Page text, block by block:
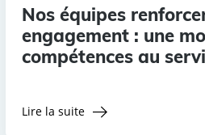
Nos équipes
engagement : une
compétences au
Lire la suite